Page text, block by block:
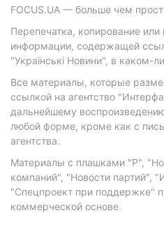
FOCUS.UA — больше чем
Перепечатка, копирование или
информации, содержащей
"Українські Новини", в каком-
Все материалы, которые
ссылкой на агентство
дальнейшему
любой форме, кроме как с
агентства.
Материалы с плашками "Р",
компаний", "Новости партий",
"Спецпроект при поддержке"
коммерческой основе.